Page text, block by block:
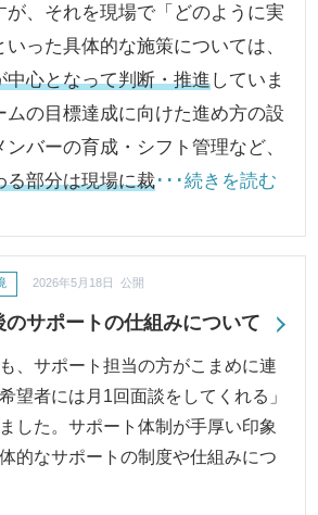
が、それを現場で「どのように実
った具体的な施策については、
中心となって判断・推進していま
ムの目標達成に向けた進め方の設
バーの育成・シフト管理など、
る部分は現場に裁･･･続きを読む
のサポートの仕組みについて
2026年5月18日 公開
、サポート担当の方がこまめに連
望者には月1回面談をしてくれる」
した。サポート体制が手厚い印象
的なサポートの制度や仕組みにつ